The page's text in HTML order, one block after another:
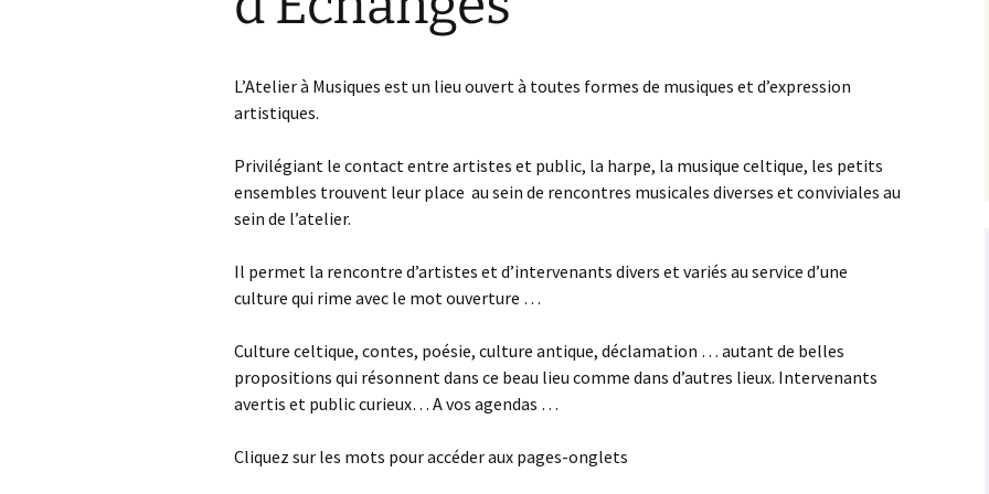
Explorations
Théâtre Musical et
Peinture
MEDIATION
Concerts-Conférences
MARIE WIART
DIRECTION
L’Atelier à Musiques est un lieu ouvert à toutes formes de musiques et d’expression
artistiques.
Privilégiant le contact entre artistes et public, la harpe, la musique celtique, les petits
ensembles trouvent leur place au sein de rencontres musicales diverses et conviviales au
sein de l’atelier.
Il permet la rencontre d’artistes et d’intervenants divers et variés au service d’une
culture qui rime avec le mot ouverture …
Culture celtique, contes, poésie, culture antique, déclamation … autant de belles
propositions qui résonnent dans ce beau lieu comme dans d’autres lieux. Intervenants
avertis et public curieux… A vos agendas …
Cliquez sur les mots pour accéder aux pages-onglets